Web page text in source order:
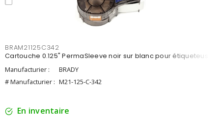
BRAM21125C342
Cartouche 0.125" PermaSleeve noir sur blanc pour étiqueteuse
Manufacturier :
BRADY
# Manufacturier : M21-125-C-342
En inventaire